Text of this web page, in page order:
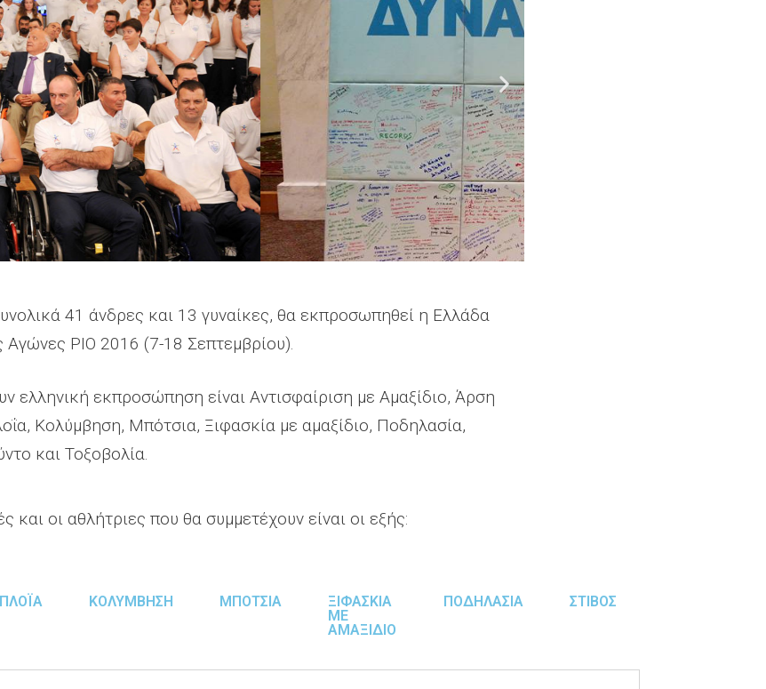
41 άνδρες και 13 γυναίκες, θα εκπροσωπηθεί η Ελλάδα
ΡΙΟ 2016 (7-18 Σεπτεμβρίου).
ελληνική εκπροσώπηση είναι Αντισφαίριση με Αμαξίδιο, Άρση
Κολύμβηση, Μπότσια, Ξιφασκία με αμαξίδιο, Ποδηλασία,
και Τοξοβολία.
και οι αθλήτριες που θα συμμετέχουν είναι οι εξής:
ΚΟΛΥΜΒΗΣΗ ΜΠΟΤΣΙΑ
ΞΙΦΑΣΚΙΑ
ΜΕ
ΑΜΑΞΙΔΙΟ
ΠΟΔΗΛΑΣΙΑ ΣΤΙΒΟΣ